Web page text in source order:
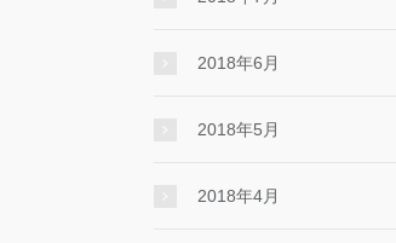
2018年6月
2018年5月
2018年4月